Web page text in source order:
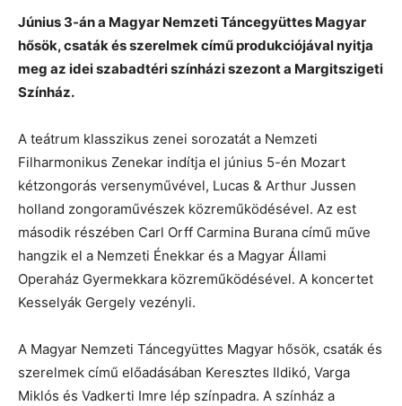
Június 3-án a Magyar Nemzeti Táncegyüttes Magyar
hősök, csaták és szerelmek című produkciójával nyitja
meg az idei szabadtéri színházi szezont a Margitszigeti
Színház.
A teátrum klasszikus zenei sorozatát a Nemzeti
Filharmonikus Zenekar indítja el június 5-én Mozart
kétzongorás versenyművével, Lucas & Arthur Jussen
holland zongoraművészek közreműködésével. Az est
második részében Carl Orff Carmina Burana című műve
hangzik el a Nemzeti Énekkar és a Magyar Állami
Operaház Gyermekkara közreműködésével. A koncertet
Kesselyák Gergely vezényli.
A Magyar Nemzeti Táncegyüttes Magyar hősök, csaták és
szerelmek című előadásában Keresztes Ildikó, Varga
Miklós és Vadkerti Imre lép színpadra. A színház a